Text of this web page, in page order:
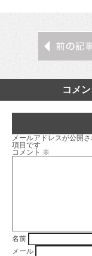
コメ
メールアドレスが公開
項目です
コメント ※
名前
メール